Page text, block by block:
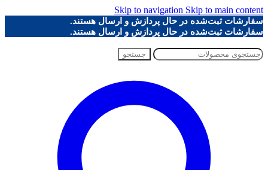
Skip to navigation Skip to main content
سفارشات ثبت‌شده در حال پردازش و ارسال هستند.
سفارشات ثبت‌شده در حال پردازش و ارسال هستند.
جستجو